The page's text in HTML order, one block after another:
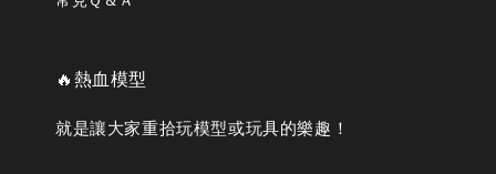
🔥熱血模型
就是讓大家重拾玩模型或玩具的樂趣！